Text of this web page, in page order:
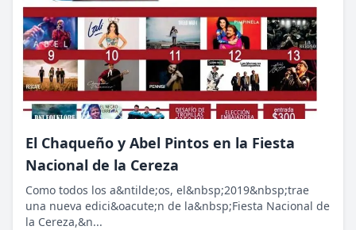
El Chaqueño y Abel Pintos en la Fiesta
Nacional de la Cereza
Como todos los a&ntilde;os, el&nbsp;2019&nbsp;trae
una nueva edici&oacute;n de la&nbsp;Fiesta Nacional de
la Cereza,&n...